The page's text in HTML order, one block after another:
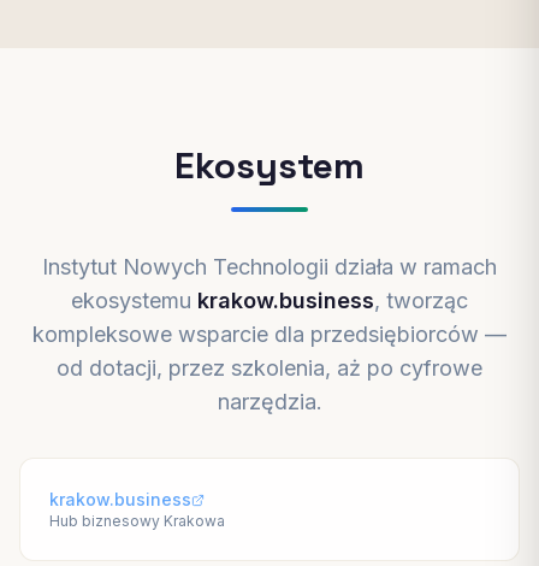
Ekosystem
Instytut Nowych Technologii działa w ramach
ekosystemu krakow.business, tworząc
kompleksowe wsparcie dla przedsiębiorców —
od dotacji, przez szkolenia, aż po cyfrowe
narzędzia.
krakow.business
Hub biznesowy Krakowa